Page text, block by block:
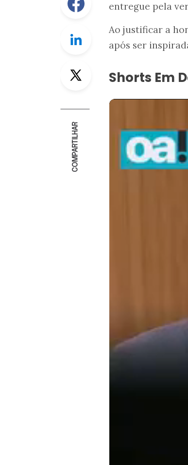
Linkedin
COMPARTILHAR
entregue pela
Ao justificar a
após ser
Shorts Em